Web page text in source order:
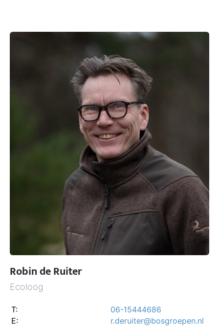
Robin de Ruiter
Ecoloog
T:
06-15444686
E:
r.deruiter@bosgroepen.nl